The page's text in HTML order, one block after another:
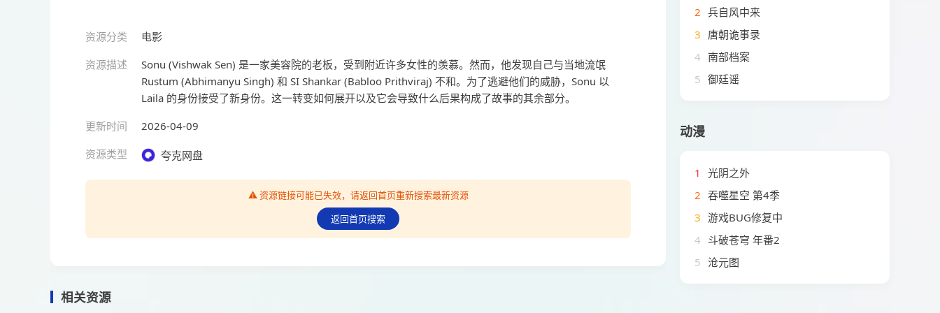
资源分类
电影
资源描述
Sonu (Vishwak Sen) 是一家美容院的老板，受到附近许多女性的羡慕。然而，他发现自己与当地流氓
Rustum (Abhimanyu Singh) 和 SI Shankar (Babloo Prithviraj) 不和。为了逃避他们的威胁，Sonu 以
Laila 的身份接受了新身份。这一转变如何展开以及它会导致什么后果构成了故事的其余部分。
更新时间
2026-04-09
资源类型
夸克网盘
⚠️ 资源链接可能已失效，请返回首页重新搜索最新资源
返回首页搜索
相关资源
2 兵自风中来
3 唐朝诡事录
4 南部档案
5 御廷谣
动漫
1
光阴之外
2 吞噬星空 第4季
3 游戏BUG修复中
4 斗破苍穹 年番2
5 沧元图